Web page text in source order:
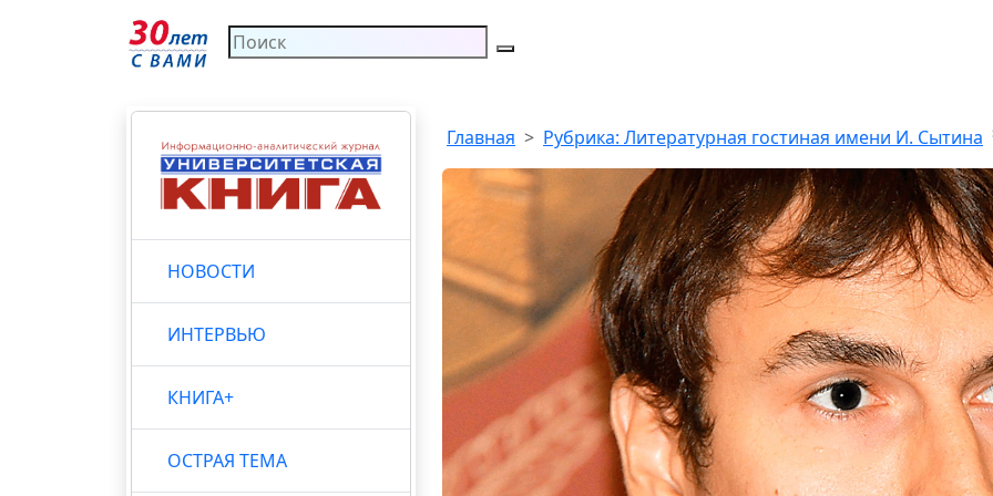
НОВОСТИ
ИНТЕРВЬЮ
КНИГА+
ОСТРАЯ ТЕМА
Главная Рубрика: Литературная гостиная имени И. Сытина